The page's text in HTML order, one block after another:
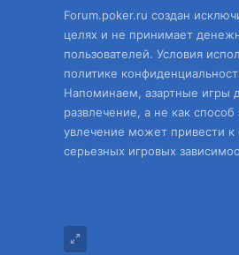
Forum.poker.ru создан
целях и не принимает
пользователей. Условия
политике
Напоминаем, азартные игры
развлечение, а не как
увлечение может привести
серьезных игровых